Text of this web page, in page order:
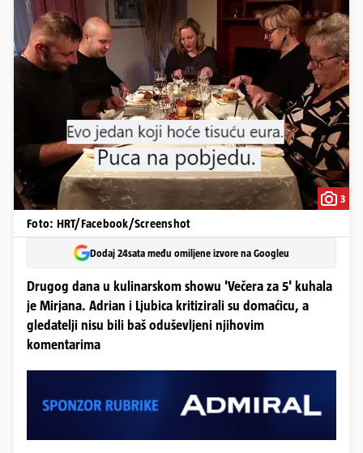
3
Foto: HRT/Facebook/Screenshot
Dodaj 24sata među omiljene izvore na Googleu
Drugog dana u kulinarskom showu 'Večera za 5' kuhala
je Mirjana. Adrian i Ljubica kritizirali su domaćicu, a
gledatelji nisu bili baš oduševljeni njihovim
komentarima